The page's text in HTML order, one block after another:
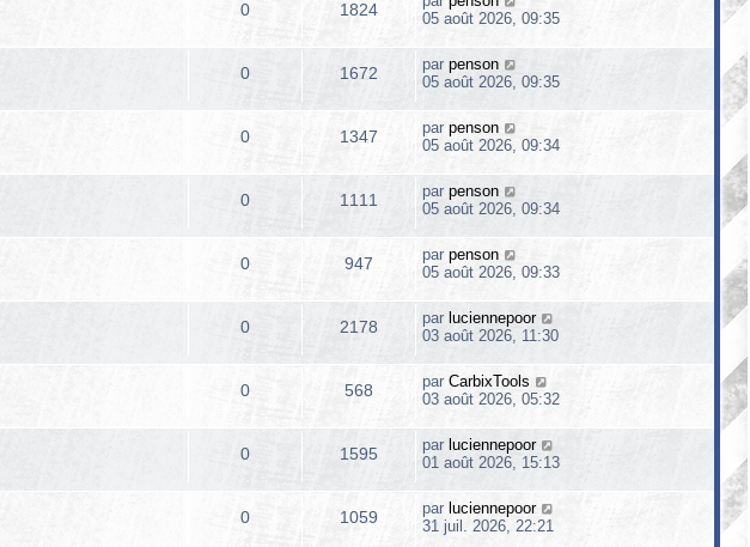
0 1824
05 août 2026, 09:35
0 1672 par penson
05 août 2026, 09:35
0 1347 par penson
05 août 2026, 09:34
0 1111 par penson
05 août 2026, 09:34
0 947 par penson
05 août 2026, 09:33
0 2178 par luciennepoor
03 août 2026, 11:30
0 568 par CarbixTools
03 août 2026, 05:32
0 1595 par luciennepoor
01 août 2026, 15:13
0 1059 par luciennepoor
31 juil. 2026, 22:21